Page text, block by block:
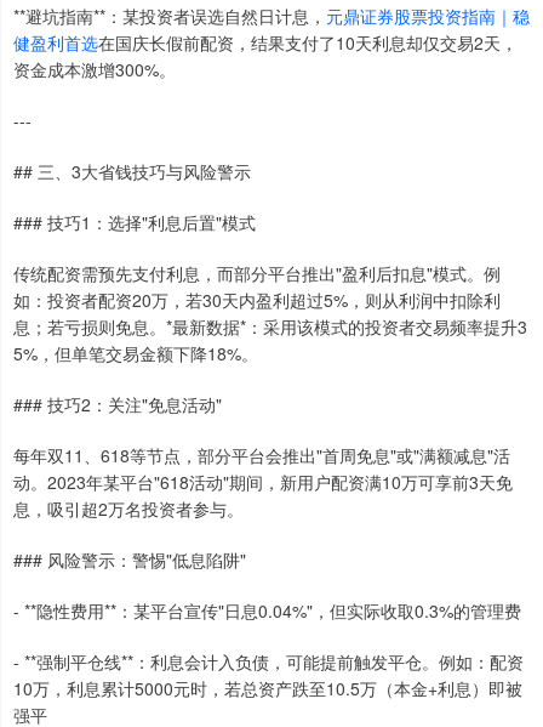
**避坑指南**：某投资者误选自然日计息， 元鼎证券股票投资指南｜稳
健盈利首选在国庆长假前配资，结果支付了10天利息却仅交易2天，
资金成本激增300%。
---
## 三、3大省钱技巧与风险警示
### 技巧1：选择"利息后置"模式
传统配资需预先支付利息，而部分平台推出"盈利后扣息"模式。例
如：投资者配资20万，若30天内盈利超过5%，则从利润中扣除利
息；若亏损则免息。*最新数据*：采用该模式的投资者交易频率提升3
5%，但单笔交易金额下降18%。
### 技巧2：关注"免息活动"
每年双11、618等节点，部分平台会推出"首周免息"或"满额减息"活
动。2023年某平台"618活动"期间，新用户配资满10万可享前3天免
息，吸引超2万名投资者参与。
### 风险警示：警惕"低息陷阱"
- **隐性费用**：某平台宣传"日息0.04%"，但实际收取0.3%的管理费
- **强制平仓线**：利息会计入负债，可能提前触发平仓。例如：配资
10万，利息累计5000元时，若总资产跌至10.5万（本金+利息）即被
强平